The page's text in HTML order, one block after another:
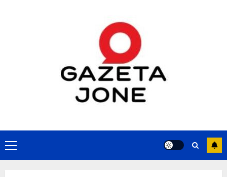
Primary
Menu